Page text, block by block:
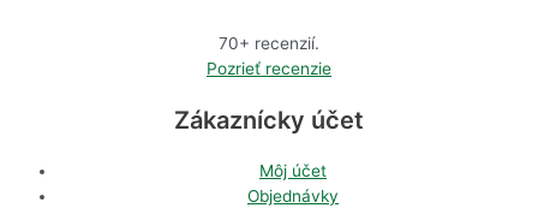
70+ recenzií.
Pozrieť recenzie
Zákaznícky účet
Môj účet
Objednávky